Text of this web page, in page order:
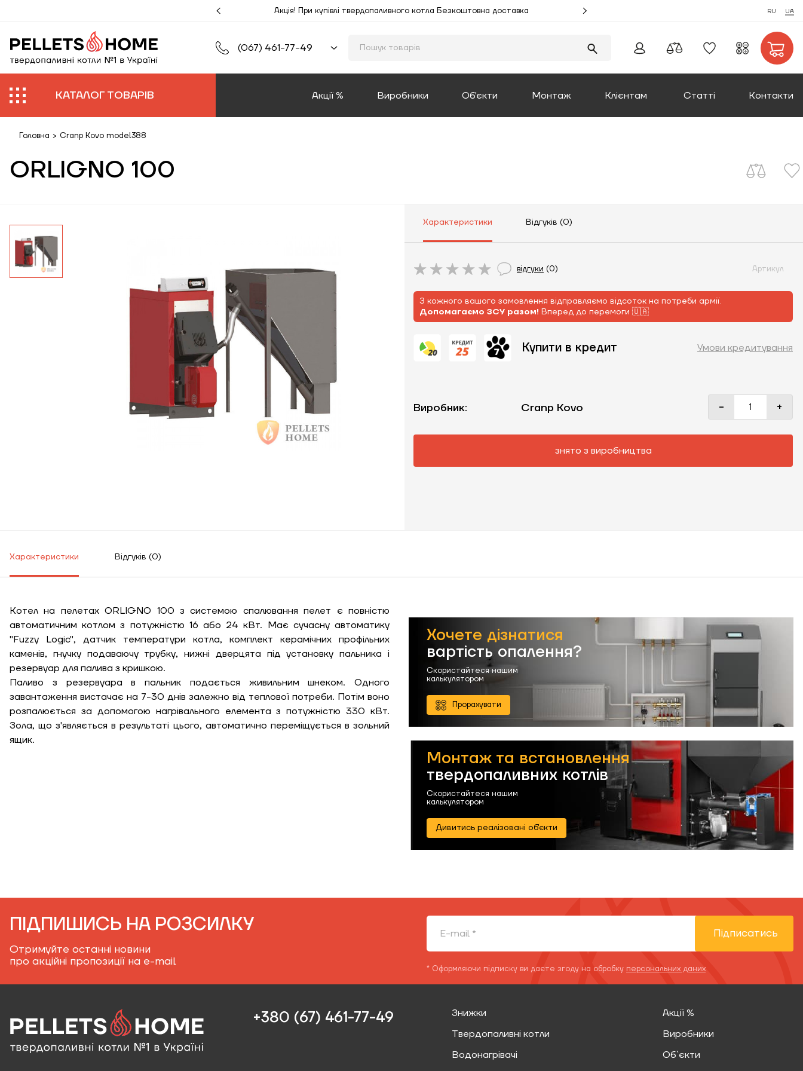
Акція! При купівлі твердопаливного котла Безкоштовна доставка Акція! Замовляйте монтаж котлів та отримуйте
RU UA
(067) 461-77-49
КАТАЛОГ ТОВАРІВ Акції % Виробники Об'єкти Монтаж Клієнтам Статті Контакти
Головна > Cranp Kovo model388
ORLIGNO 100
Характеристики Відгуків (0)
відгуки (0) Артикул
З кожного вашого замовлення відправляємо відсоток на потреби армії.
Допомагаємо ЗСУ разом! Вперед до перемоги 🇺🇦
Купити в кредит Умови кредитування
Виробник: Cranp Kovo - +
знято з виробництва
Характеристики Відгуків (0)
Котел на пелетах ORLIGNO 100 з системою спалювання пелет є повністю
автоматичним котлом з потужністю 16 або 24 кВт. Має сучасну автоматику
"Fuzzy Logic", датчик температури котла, комплект керамічних профільних
каменів, гнучку подаваючу трубку, нижні дверцята під установку пальника і
резервуар для палива з кришкою.
Паливо з резервуара в пальник подається живильним шнеком. Одного
завантаження вистачає на 7-30 днів залежно від теплової потреби. Потім воно
розпалюється за допомогою нагрівального елемента з потужністю 330 кВт.
Зола, що з'являється в результаті цього, автоматично переміщується в зольний
ящик.
Хочете дізнатися
вартість опалення?
Скористайтеся нашим
калькулятором
Прорахувати
Монтаж та встановлення
твердопаливних котлів
Скористайтеся нашим
калькулятором
Дивитись реалізовані об'єкти
ПІДПИШИСЬ НА РОЗСИЛКУ
Отримуйте останні новини
про акційні пропозиції на e-mail
Підписатись
* Оформляючи підписку ви даєте згоду на обробку персональних даних
Довжина, м
Ступінь утеплення,
Гарно утеплений, 55
Необхідна
потужність, кВт
+380 (67) 461-77-49‬
Знижки
Твердопаливні котли
Водонагрівачі
Акції %
Виробники
Об`єкти
Замовити
Надіслати
Надіслати
Кошик